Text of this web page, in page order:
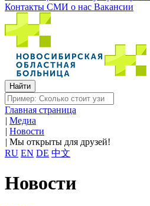
Контакты СМИ о нас Вакансии
Главная страница
| Медиа
| Новости
| Мы открыты для друзей!
RU EN DE 中文
Новости